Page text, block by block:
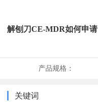
解刨刀CE-MDR如何申请
产品规格：
关键词